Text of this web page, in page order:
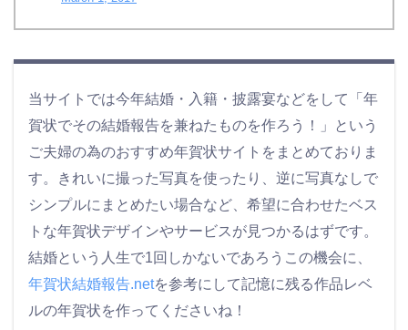
当サイトでは今年結婚・入籍・披露宴などをして「年
賀状でその結婚報告を兼ねたものを作ろう！」という
ご夫婦の為のおすすめ年賀状サイトをまとめておりま
す。きれいに撮った写真を使ったり、逆に写真なしで
シンプルにまとめたい場合など、希望に合わせたベス
トな年賀状デザインやサービスが見つかるはずです。
結婚という人生で1回しかないであろうこの機会に、
年賀状結婚報告.netを参考にして記憶に残る作品レベ
ルの年賀状を作ってくださいね！